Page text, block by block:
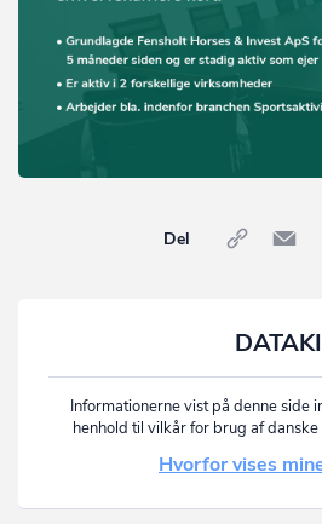
Del
Informationerne vist på denne side
henhold til vilkår for brug af
Hvorfor vises